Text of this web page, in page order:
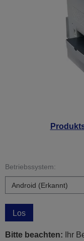
Betriebssystem:
Los
Bitte beachten: Ihr